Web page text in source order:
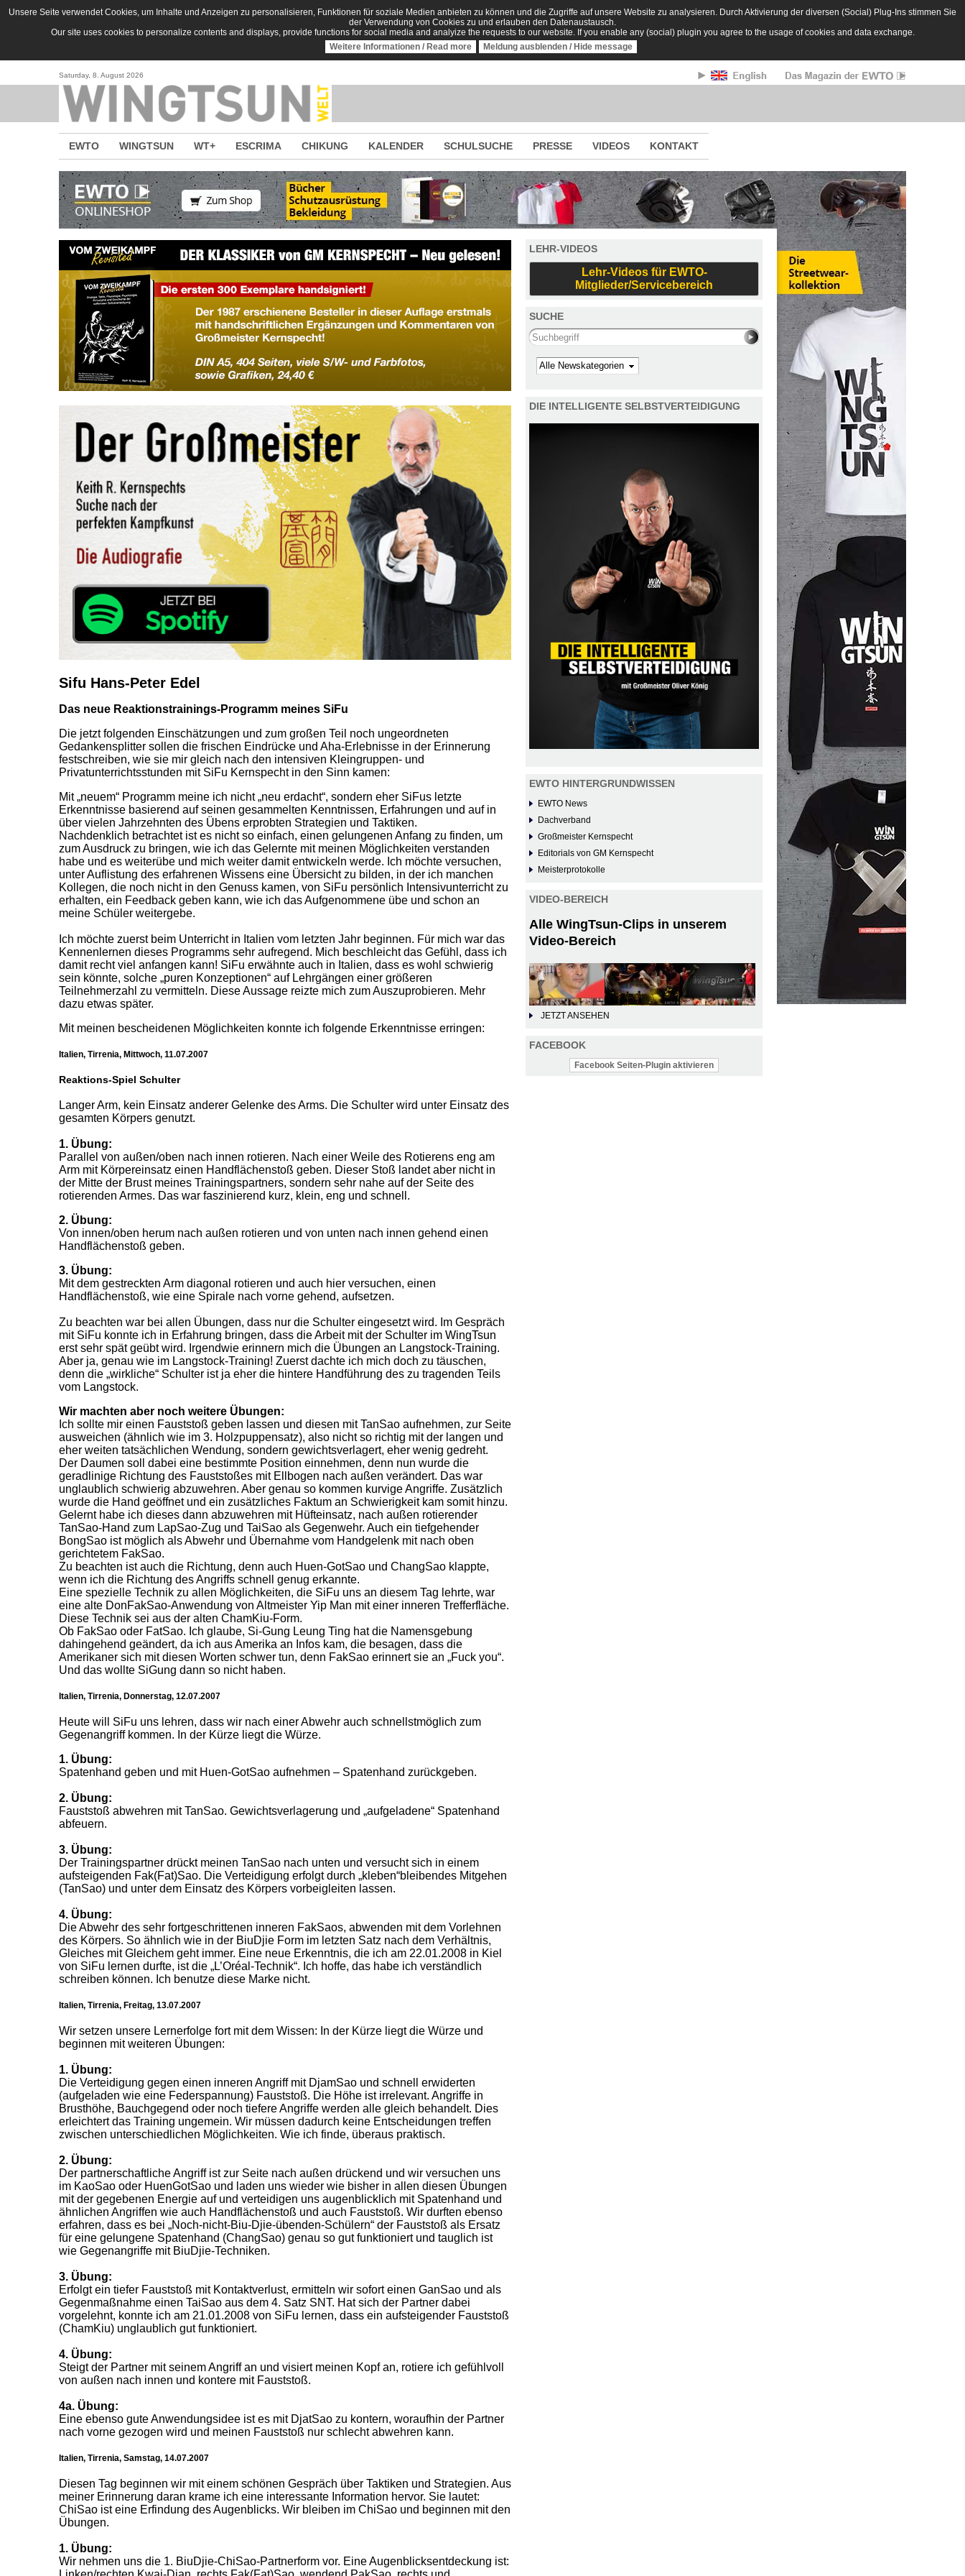
Direkt zum Inhalt
Unsere Seite verwendet Cookies, um Inhalte und Anzeigen zu personalisieren, Funktionen für soziale Medien anbieten zu können und die Zugriffe auf unsere Website zu analysieren. Durch Aktivierung der diversen (Social) Plug-Ins stimmen Sie
der Verwendung von Cookies zu und erlauben den Datenaustausch.
Our site uses cookies to personalize contents and displays, provide functions for social media and analyize the requests to our website. If you enable any (social) plugin you agree to the usage of cookies and data exchange.
Weitere Informationen / Read more
Meldung ausblenden / Hide message
Saturday, 8. August 2026
EWTO WINGTSUN WT+ ESCRIMA CHIKUNG KALENDER SCHULSUCHE PRESSE VIDEOS KONTAKT
Sifu Hans-Peter Edel
Das neue Reaktionstrainings-Programm meines SiFu
Die jetzt folgenden Einschätzungen und zum großen Teil noch ungeordneten
Gedankensplitter sollen die frischen Eindrücke und Aha-Erlebnisse in der Erinnerung
festschreiben, wie sie mir gleich nach den intensiven Kleingruppen- und
Privatunterrichtsstunden mit SiFu Kernspecht in den Sinn kamen:
Mit „neuem“ Programm meine ich nicht „neu erdacht“, sondern eher SiFus letzte
Erkenntnisse basierend auf seinen gesammelten Kenntnissen, Erfahrungen und auf in
über vielen Jahrzehnten des Übens erprobten Strategien und Taktiken.
Nachdenklich betrachtet ist es nicht so einfach, einen gelungenen Anfang zu finden, um
zum Ausdruck zu bringen, wie ich das Gelernte mit meinen Möglichkeiten verstanden
habe und es weiterübe und mich weiter damit entwickeln werde. Ich möchte versuchen,
unter Auflistung des erfahrenen Wissens eine Übersicht zu bilden, in der ich manchen
Kollegen, die noch nicht in den Genuss kamen, von SiFu persönlich Intensivunterricht zu
erhalten, ein Feedback geben kann, wie ich das Aufgenommene übe und schon an
meine Schüler weitergebe.
Ich möchte zuerst beim Unterricht in Italien vom letzten Jahr beginnen. Für mich war das
Kennenlernen dieses Programms sehr aufregend. Mich beschleicht das Gefühl, dass ich
damit recht viel anfangen kann! SiFu erwähnte auch in Italien, dass es wohl schwierig
sein könnte, solche „puren Konzeptionen“ auf Lehrgängen einer größeren
Teilnehmerzahl zu vermitteln. Diese Aussage reizte mich zum Auszuprobieren. Mehr
dazu etwas später.
Mit meinen bescheidenen Möglichkeiten konnte ich folgende Erkenntnisse erringen:
Italien, Tirrenia, Mittwoch, 11.07.2007
Reaktions-Spiel Schulter
Langer Arm, kein Einsatz anderer Gelenke des Arms. Die Schulter wird unter Einsatz des
gesamten Körpers genutzt.
1. Übung:
Parallel von außen/oben nach innen rotieren. Nach einer Weile des Rotierens eng am
Arm mit Körpereinsatz einen Handflächenstoß geben. Dieser Stoß landet aber nicht in
der Mitte der Brust meines Trainingspartners, sondern sehr nahe auf der Seite des
rotierenden Armes. Das war faszinierend kurz, klein, eng und schnell.
2. Übung:
Von innen/oben herum nach außen rotieren und von unten nach innen gehend einen
Handflächenstoß geben.
3. Übung:
Mit dem gestreckten Arm diagonal rotieren und auch hier versuchen, einen
Handflächenstoß, wie eine Spirale nach vorne gehend, aufsetzen.
Zu beachten war bei allen Übungen, dass nur die Schulter eingesetzt wird. Im Gespräch
mit SiFu konnte ich in Erfahrung bringen, dass die Arbeit mit der Schulter im WingTsun
erst sehr spät geübt wird. Irgendwie erinnern mich die Übungen an Langstock-Training.
Aber ja, genau wie im Langstock-Training! Zuerst dachte ich mich doch zu täuschen,
denn die „wirkliche“ Schulter ist ja eher die hintere Handführung des zu tragenden Teils
vom Langstock.
Wir machten aber noch weitere Übungen:
Ich sollte mir einen Fauststoß geben lassen und diesen mit TanSao aufnehmen, zur Seite
ausweichen (ähnlich wie im 3. Holzpuppensatz), also nicht so richtig mit der langen und
eher weiten tatsächlichen Wendung, sondern gewichtsverlagert, eher wenig gedreht.
Der Daumen soll dabei eine bestimmte Position einnehmen, denn nun wurde die
geradlinige Richtung des Fauststoßes mit Ellbogen nach außen verändert. Das war
unglaublich schwierig abzuwehren. Aber genau so kommen kurvige Angriffe. Zusätzlich
wurde die Hand geöffnet und ein zusätzliches Faktum an Schwierigkeit kam somit hinzu.
Gelernt habe ich dieses dann abzuwehren mit Hüfteinsatz, nach außen rotierender
TanSao-Hand zum LapSao-Zug und TaiSao als Gegenwehr. Auch ein tiefgehender
BongSao ist möglich als Abwehr und Übernahme vom Handgelenk mit nach oben
gerichtetem FakSao.
Zu beachten ist auch die Richtung, denn auch Huen-GotSao und ChangSao klappte,
wenn ich die Richtung des Angriffs schnell genug erkannte.
Eine spezielle Technik zu allen Möglichkeiten, die SiFu uns an diesem Tag lehrte, war
eine alte DonFakSao-Anwendung von Altmeister Yip Man mit einer inneren Trefferfläche.
Diese Technik sei aus der alten ChamKiu-Form.
Ob FakSao oder FatSao. Ich glaube, Si-Gung Leung Ting hat die Namensgebung
dahingehend geändert, da ich aus Amerika an Infos kam, die besagen, dass die
Amerikaner sich mit diesen Worten schwer tun, denn FakSao erinnert sie an „Fuck you“.
Und das wollte SiGung dann so nicht haben.
Italien, Tirrenia, Donnerstag, 12.07.2007
Heute will SiFu uns lehren, dass wir nach einer Abwehr auch schnellstmöglich zum
Gegenangriff kommen. In der Kürze liegt die Würze.
1. Übung:
Spatenhand geben und mit Huen-GotSao aufnehmen – Spatenhand zurückgeben.
2. Übung:
Fauststoß abwehren mit TanSao. Gewichtsverlagerung und „aufgeladene“ Spatenhand
abfeuern.
3. Übung:
Der Trainingspartner drückt meinen TanSao nach unten und versucht sich in einem
aufsteigenden Fak(Fat)Sao. Die Verteidigung erfolgt durch „kleben“bleibendes Mitgehen
(TanSao) und unter dem Einsatz des Körpers vorbeigleiten lassen.
4. Übung:
Die Abwehr des sehr fortgeschrittenen inneren FakSaos, abwenden mit dem Vorlehnen
des Körpers. So ähnlich wie in der BiuDjie Form im letzten Satz nach dem Verhältnis,
Gleiches mit Gleichem geht immer. Eine neue Erkenntnis, die ich am 22.01.2008 in Kiel
von SiFu lernen durfte, ist die „L’Oréal-Technik“. Ich hoffe, das habe ich verständlich
schreiben können. Ich benutze diese Marke nicht.
Italien, Tirrenia, Freitag, 13.07.2007
Wir setzen unsere Lernerfolge fort mit dem Wissen: In der Kürze liegt die Würze und
beginnen mit weiteren Übungen:
1. Übung:
Die Verteidigung gegen einen inneren Angriff mit DjamSao und schnell erwiderten
(aufgeladen wie eine Federspannung) Fauststoß. Die Höhe ist irrelevant. Angriffe in
Brusthöhe, Bauchgegend oder noch tiefere Angriffe werden alle gleich behandelt. Dies
erleichtert das Training ungemein. Wir müssen dadurch keine Entscheidungen treffen
zwischen unterschiedlichen Möglichkeiten. Wie ich finde, überaus praktisch.
2. Übung:
Der partnerschaftliche Angriff ist zur Seite nach außen drückend und wir versuchen uns
im KaoSao oder HuenGotSao und laden uns wieder wie bisher in allen diesen Übungen
mit der gegebenen Energie auf und verteidigen uns augenblicklich mit Spatenhand und
ähnlichen Angriffen wie auch Handflächenstoß und auch Fauststoß. Wir durften ebenso
erfahren, dass es bei „Noch-nicht-Biu-Djie-übenden-Schülern“ der Fauststoß als Ersatz
für eine gelungene Spatenhand (ChangSao) genau so gut funktioniert und tauglich ist
wie Gegenangriffe mit BiuDjie-Techniken.
3. Übung:
Erfolgt ein tiefer Fauststoß mit Kontaktverlust, ermitteln wir sofort einen GanSao und als
Gegenmaßnahme einen TaiSao aus dem 4. Satz SNT. Hat sich der Partner dabei
vorgelehnt, konnte ich am 21.01.2008 von SiFu lernen, dass ein aufsteigender Fauststoß
(ChamKiu) unglaublich gut funktioniert.
4. Übung:
Steigt der Partner mit seinem Angriff an und visiert meinen Kopf an, rotiere ich gefühlvoll
von außen nach innen und kontere mit Fauststoß.
4a. Übung:
Eine ebenso gute Anwendungsidee ist es mit DjatSao zu kontern, woraufhin der Partner
nach vorne gezogen wird und meinen Fauststoß nur schlecht abwehren kann.
Italien, Tirrenia, Samstag, 14.07.2007
Diesen Tag beginnen wir mit einem schönen Gespräch über Taktiken und Strategien. Aus
meiner Erinnerung daran krame ich eine interessante Information hervor. Sie lautet:
ChiSao ist eine Erfindung des Augenblicks. Wir bleiben im ChiSao und beginnen mit den
Übungen.
1. Übung:
Wir nehmen uns die 1. BiuDjie-ChiSao-Partnerform vor. Eine Augenblicksentdeckung ist:
LEHR-VIDEOS
Lehr-Videos für EWTO-
Mitglieder/Servicebereich
SUCHE
Search this site
Kategorie
DIE INTELLIGENTE SELBSTVERTEIDIGUNG
EWTO HINTERGRUNDWISSEN
EWTO News
Dachverband
Großmeister Kernspecht
Editorials von GM Kernspecht
Meisterprotokolle
VIDEO-BEREICH
Alle WingTsun-Clips in unserem
Video-Bereich
JETZT ANSEHEN
FACEBOOK
Facebook Seiten-Plugin aktivieren